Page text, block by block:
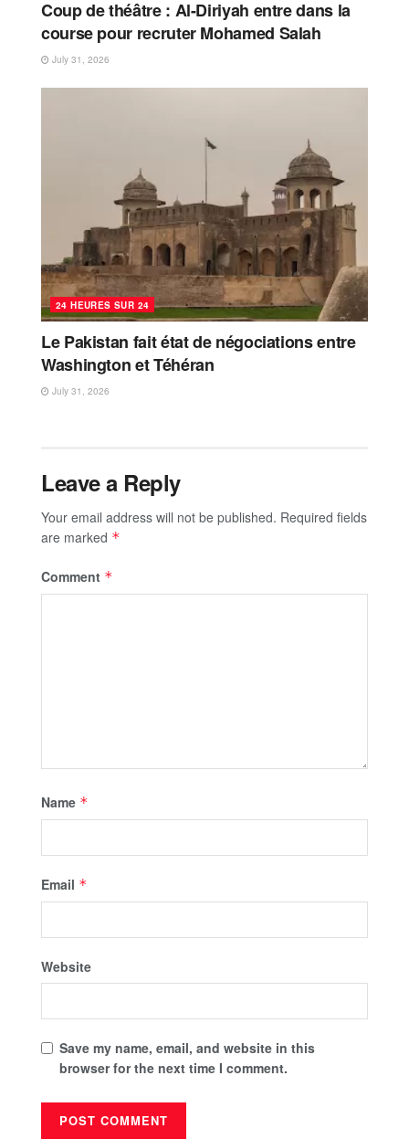
Coup de théâtre : Al-Diriyah entre dans la
course pour recruter Mohamed Salah
July 31, 2026
24 HEURES SUR 24
Le Pakistan fait état de négociations entre
Washington et Téhéran
July 31, 2026
Leave a Reply
Your email address will not be published. Required fields
are marked *
Comment *
Name *
Email *
Website
Save my name, email, and website in this
browser for the next time I comment.